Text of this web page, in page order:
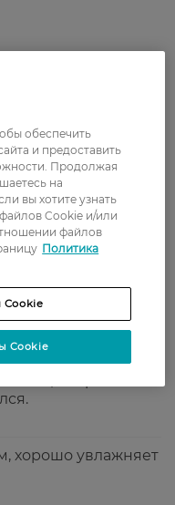
Отлично
кожу.
и не
хорошо увлажняет
обеспечить
и предоставить
Продолжая
на
вы хотите узнать
Cookie и/или
файлов
Политика
Cookie
Cookie